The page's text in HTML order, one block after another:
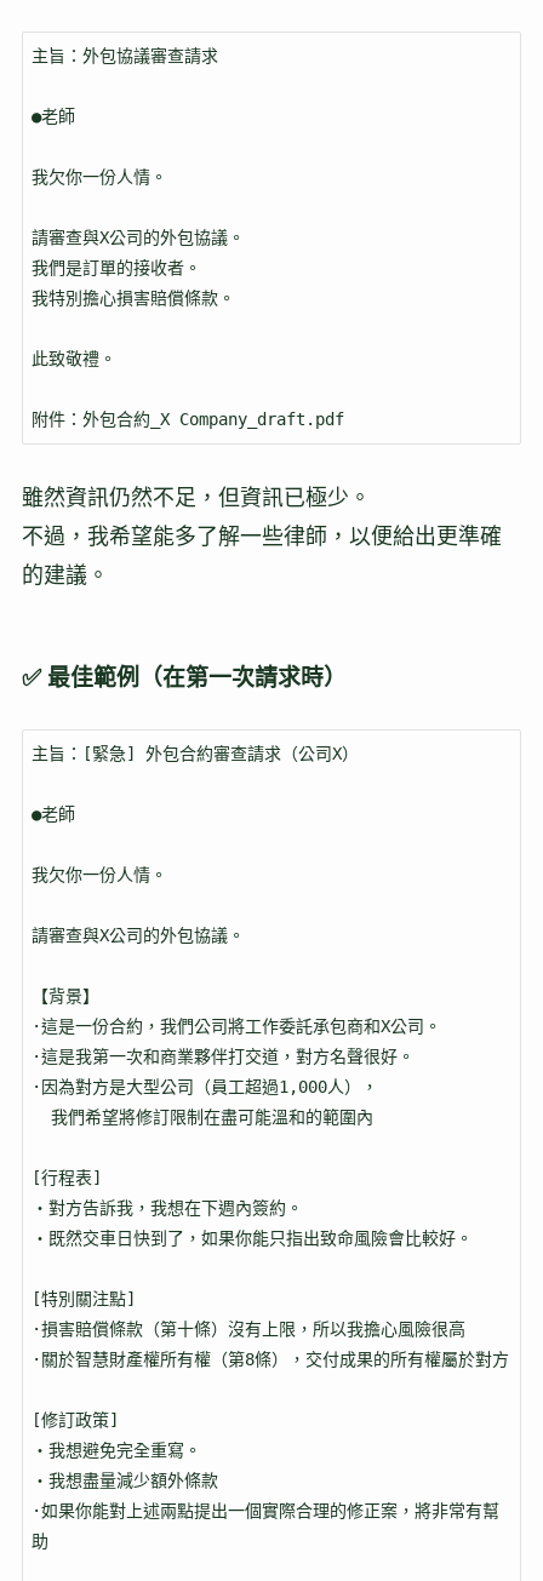
主旨：外包協議審查請求
●老師
我欠你一份人情。
請審查與X公司的外包協議。
我們是訂單的接收者。
我特別擔心損害賠償條款。
此致敬禮。
附件：外包合約_X Company_draft.pdf
雖然資訊仍然不足，但資訊已極少。
不過，我希望能多了解一些律師，以便給出更準確
的建議。
✅ 最佳範例（在第一次請求時）
主旨：[緊急] 外包合約審查請求（公司X）
●老師
我欠你一份人情。
請審查與X公司的外包協議。
【背景】
·這是一份合約，我們公司將工作委託承包商和X公司。
·這是我第一次和商業夥伴打交道，對方名聲很好。
·因為對方是大型公司（員工超過1,000人），
[行程表]
‧對方告訴我，我想在下週內簽約。
‧既然交車日快到了，如果你能只指出致命風險會比較好。
[特別關注點]
·損害賠償條款（第十條）沒有上限，所以我擔心風險很高
·關於智慧財產權所有權（第8條），交付成果的所有權屬於對方
[修訂政策]
‧我想避免完全重寫。
‧我想盡量減少額外條款
·如果你能對上述兩點提出一個實際合理的修正案，將非常有幫
助